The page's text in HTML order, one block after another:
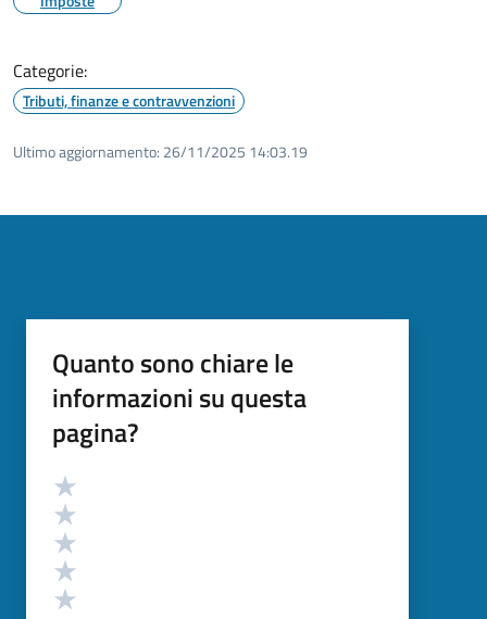
Categorie:
Tributi, finanze e contravvenzioni
Ultimo aggiornamento: 26/11/2025 14:03.19
Quanto sono chiare le
informazioni su questa
pagina?
Valutazione